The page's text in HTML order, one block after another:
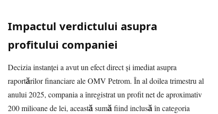
Impactul verdictului asupra
profitului companiei
Decizia instanței a avut un efect direct și imediat asupra
raportărilor financiare ale OMV Petrom. În al doilea trimestru al
anului 2025, compania a înregistrat un profit net de aproximativ
200 milioane de lei, această sumă fiind inclusă în categoria